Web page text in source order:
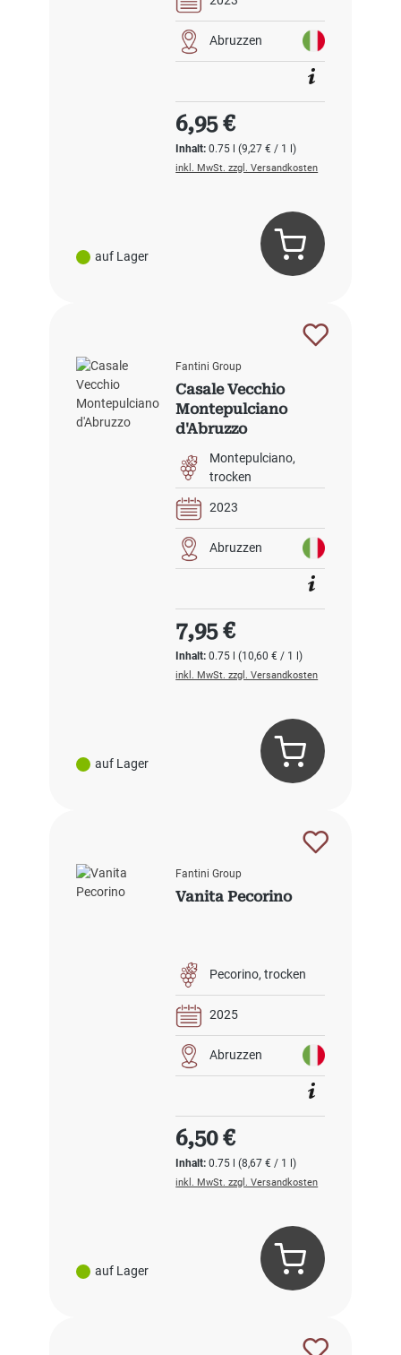
auf Lager
Abruzzen
Inhalt:0.75 l(9,27 € / 1 l)
Regulärer Preis:
6,95 €
inkl. MwSt. zzgl. Versandkosten
auf Lager
Fantini Group
Casale Vecchio
Montepulciano
d'Abruzzo
Montepulciano
trocken
2023
Abruzzen
Inhalt:0.75 l(10,60 € / 1 l)
Regulärer Preis:
7,95 €
inkl. MwSt. zzgl. Versandkosten
auf Lager
Fantini Group
Vanita Pecorino
Pecorino trocken
2025
Abruzzen
Inhalt:0.75 l(8,67 € / 1 l)
Regulärer Preis:
6,50 €
inkl. MwSt. zzgl. Versandkosten